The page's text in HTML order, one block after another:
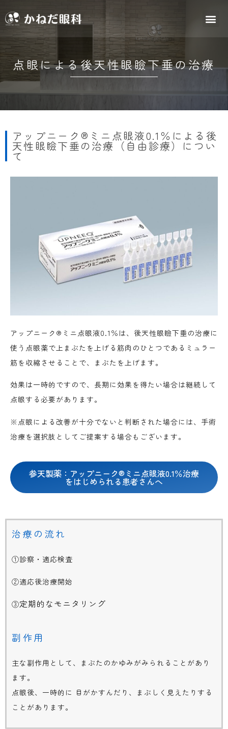
点眼による後天性眼瞼下垂の治療
アップニーク®ミニ点眼液0.1％による後
天性眼瞼下垂の治療（自由診療）につい
て
アップニーク®ミニ点眼液0.1％は、後天性眼瞼下垂の治療に
使う点眼薬で上まぶたを上げる筋肉のひとつであるミュラー
筋を収縮させることで、まぶたを上げます。
効果は一時的ですので、長期に効果を得たい場合は継続して
点眼する必要があります。
※点眼による改善が十分でないと判断された場合には、手術
治療を選択肢としてご提案する場合もございます。
参天製薬：アップニーク®ミニ点眼液0.1％治療
をはじめられる患者さんへ
治療の流れ
①診察・適応検査
②適応後治療開始
③定期的なモニタリング
副作用
主な副作用として、まぶたのかゆみがみられることがあり
ます。
点眼後、一時的に 目がかすんだり、まぶしく見えたりする
ことがあります。